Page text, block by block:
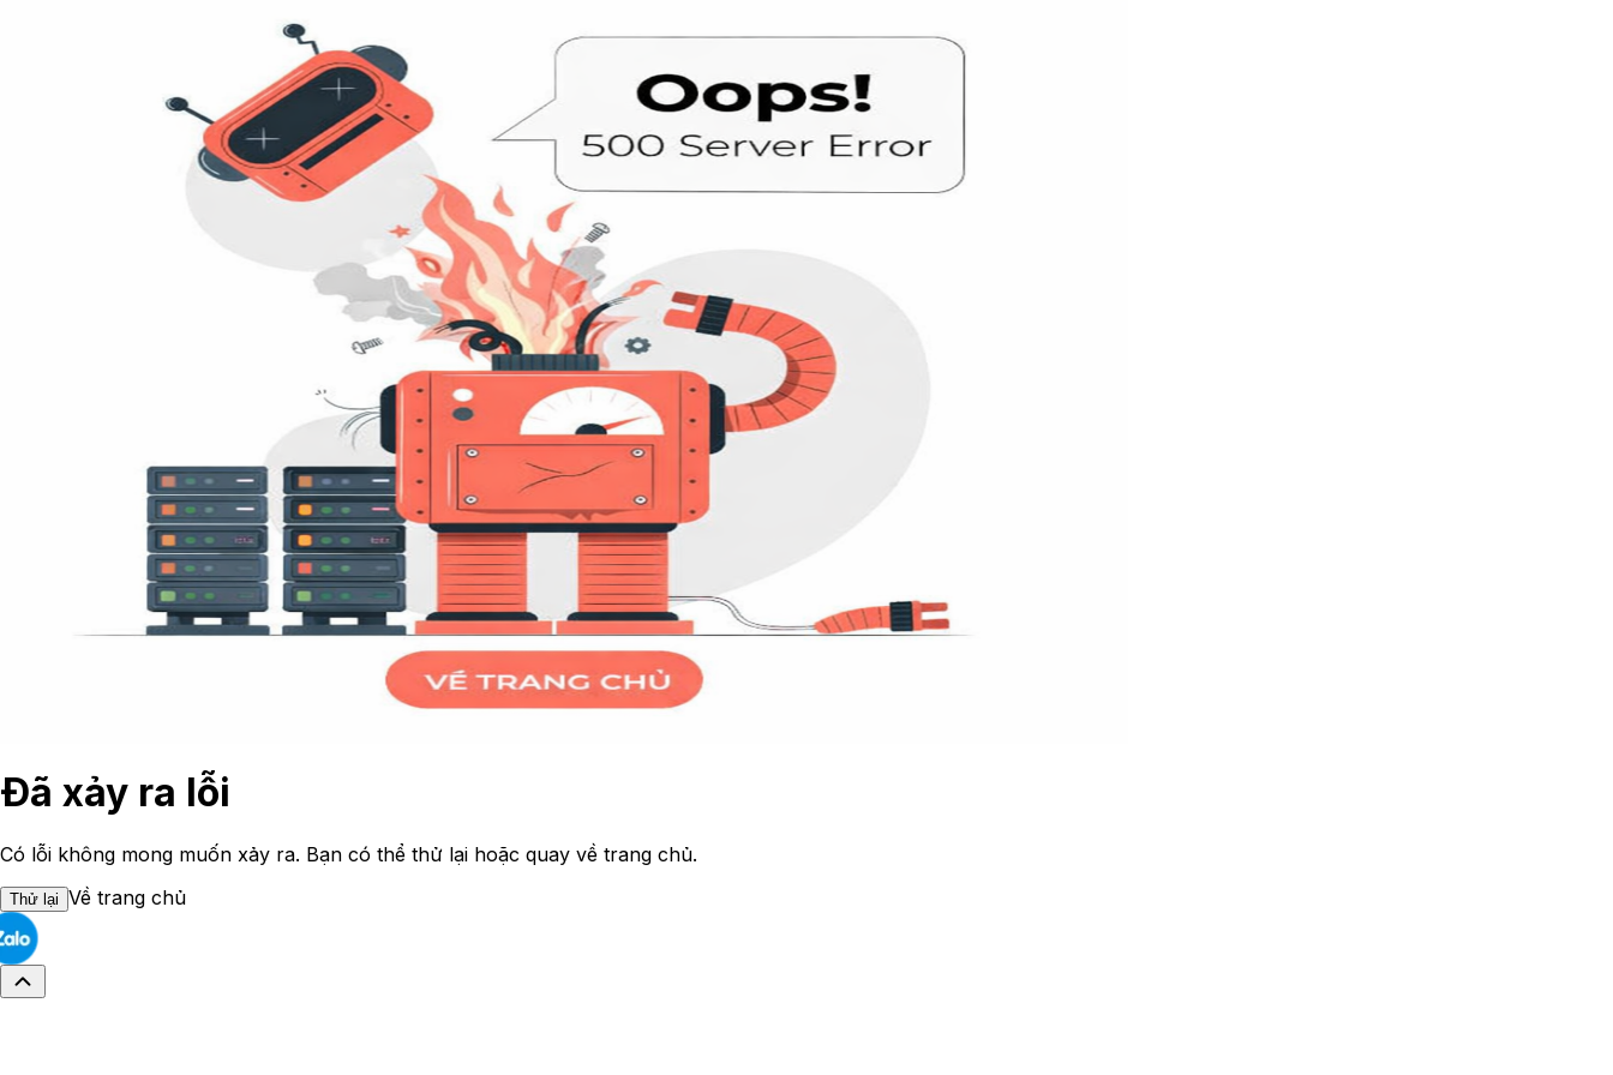
Đã xảy ra lỗi
Có lỗi không mong muốn xảy ra. Bạn có thể thử lại hoặc quay về trang chủ.
Thử lại Về trang chủ